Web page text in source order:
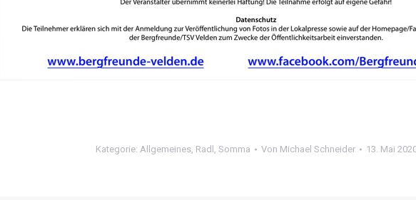
Kategorie: Allgemeines, Radl , Somma Von Michael Schneider 13. Mai